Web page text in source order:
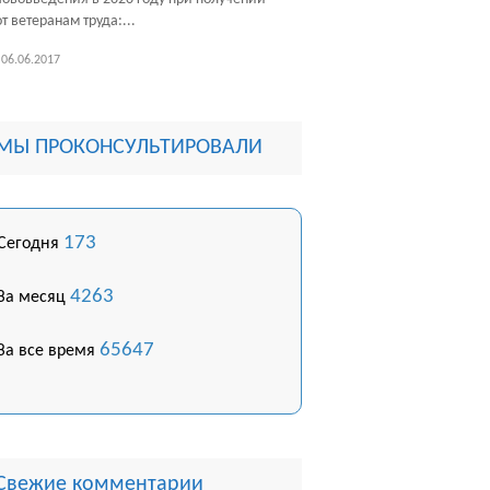
ветеранам труда:...
06.06.2017
ПРОКОНСУЛЬТИРОВАЛИ
173
месяц 4263
все время 65647
комментарии